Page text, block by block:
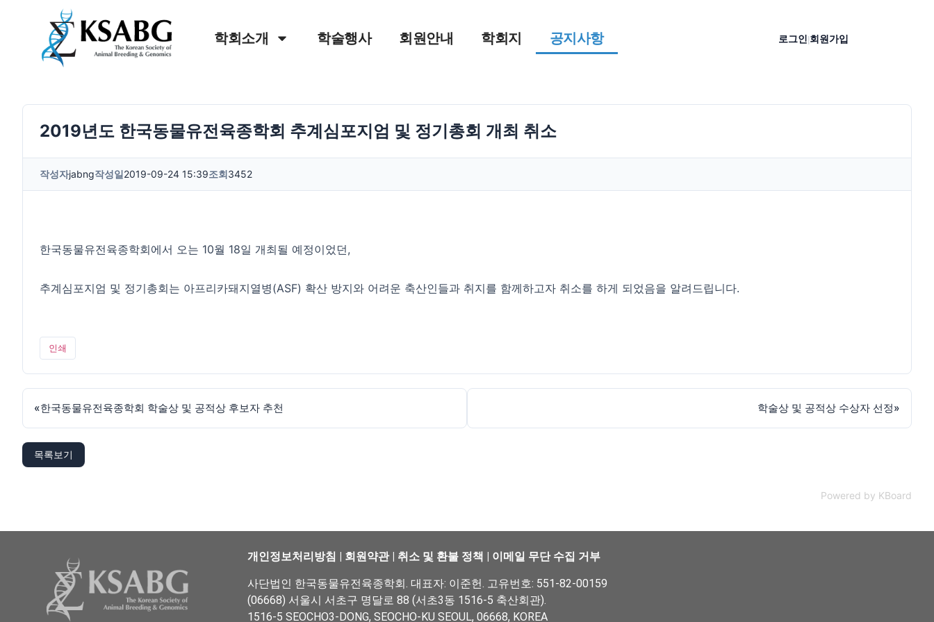
학회소개 학술행사 회원안내 학회지 공지사항 로그인 |회원가입
2019년도 한국동물유전육종학회 추계심포지엄 및 정기총회 개최 취소
작성자jabng작성일2019-09-24 15:39조회3452
한국동물유전육종학회에서 오는 10월 18일 개최될 예정이었던,
추계심포지엄 및 정기총회는 아프리카돼지열병(ASF) 확산 방지와 어려운 축산인들과 취지를 함께하고자 취소를 하게 되었음을 알려드립니다.
인쇄
«한국동물유전육종학회 학술상 및 공적상 후보자 추천 학술상 및 공적상 수상자 선정»
목록보기
Powered by KBoard
개인정보처리방침 회원약관| 취소 및 환불 정책 이메일 무단 수집 거부
사단법인 한국동물유전육종학회. 대표자: 이준헌. 고유번호: 551-82-00159
(06668) 서울시 서초구 명달로 88 (서초3동 1516-5 축산회관).
1516-5 SEOCHO3-DONG, SEOCHO-KU SEOUL, 06668, KOREA